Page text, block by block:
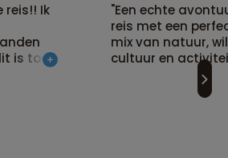
reis!! Ik
is toch
"Een echte
reis met een
mix van natuur,
cultuur en